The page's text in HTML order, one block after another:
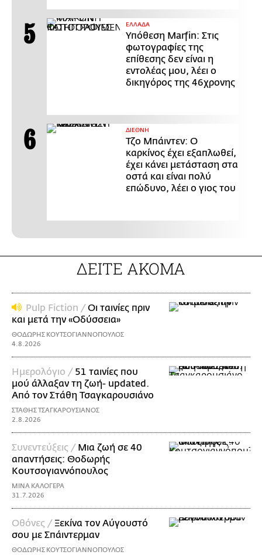
ΕΛΛΑΔΑ
Υπόθεση Marfin: Στις
φωτογραφίες της
επίθεσης δεν είναι η
εντολέας μου, λέει ο
δικηγόρος της 46χρονης
ΔΙΕΘΝΗ
Τζο Μπάιντεν: Ο
καρκίνος έχει εξαπλωθεί,
έχει κάνει μετάσταση στα
οστά και είναι πολύ
επώδυνο, λέει ο γιος του
ΔΕΙΤΕ ΑΚΟΜΑ
Pulp Fiction /Οι ταινίες πριν
και μετά την «Οδύσσεια»
ΘΟΔΩΡΗΣ ΚΟΥΤΣΟΓΙΑΝΝΟΠΟΥΛΟΣ
4.8.2026
Ημερολόγιο / 51 ταινίες που
μού άλλαξαν τη ζωή- updated.
Aπό τον Στάθη Τσαγκαρουσιάνο
ΣΤΑΘΗΣ ΤΣΑΓΚΑΡΟΥΣΙΑΝΟΣ
2.8.2026
Συνεντεύξεις / Μια ζωή σε 40
απαντήσεις: Θοδωρής
Kουτσογιαννόπουλος
ΜΙΝΑ ΚΑΛΟΓΕΡΑ
31.7.2026
Οθόνες /Ξεκίνα τον Αύγουστό
σου με Σπάιντερμαν
ΘΟΔΩΡΗΣ ΚΟΥΤΣΟΓΙΑΝΝΟΠΟΥΛΟΣ